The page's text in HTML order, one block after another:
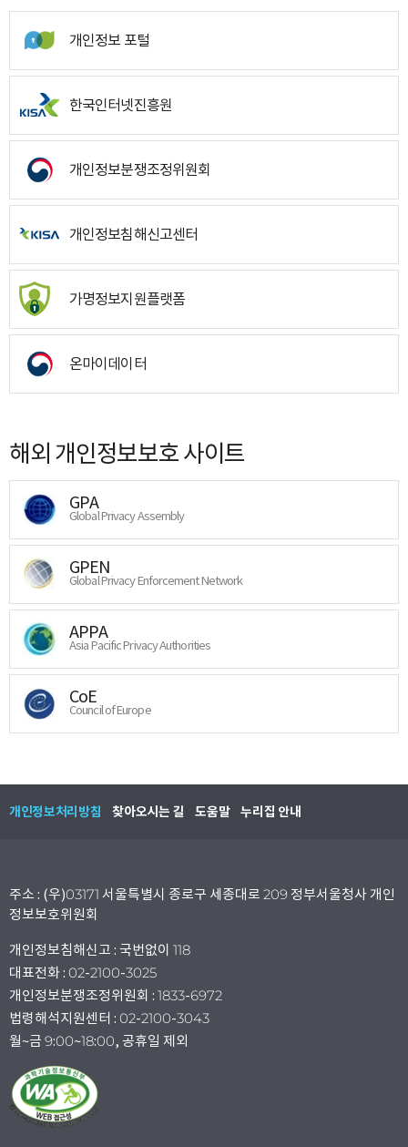
개인정보 포털
한국인터넷진흥원
개인정보분쟁조정위원회
개인정보침해신고센터
가명정보지원플랫폼
온마이데이터
해외 개인정보보호 사이트
GPA
Global Privacy Assembly
GPEN
Global Privacy Enforcement Network
APPA
Asia Pacific Privacy Authorities
CoE
Council of Europe
개인정보처리방침 찾아오시는 길 도움말 누리집 안내
주소 : (우)03171 서울특별시 종로구 세종대로 209 정부서울청사 개인
정보보호위원회
개인정보침해신고 : 국번없이 118
대표전화 : 02-2100-3025
개인정보분쟁조정위원회 : 1833-6972
법령해석지원센터 : 02-2100-3043
월~금 9:00~18:00, 공휴일 제외